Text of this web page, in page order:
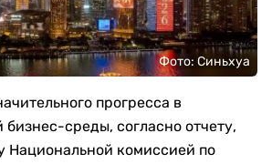
Фото: Синьхуа
прогресса в
среды, согласно отчету,
Национальной комиссией по